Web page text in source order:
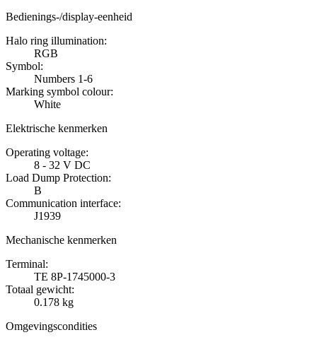
Bedienings-/display-eenheid
Halo ring illumination:
RGB
Symbol:
Numbers 1-6
Marking symbol colour:
White
Elektrische kenmerken
Operating voltage:
8 - 32 V DC
Load Dump Protection:
B
Communication interface:
J1939
Mechanische kenmerken
Terminal:
TE 8P-1745000-3
Totaal gewicht:
0.178 kg
Omgevingscondities